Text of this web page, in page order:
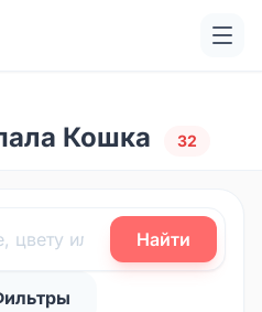
Кошка 32
Найти